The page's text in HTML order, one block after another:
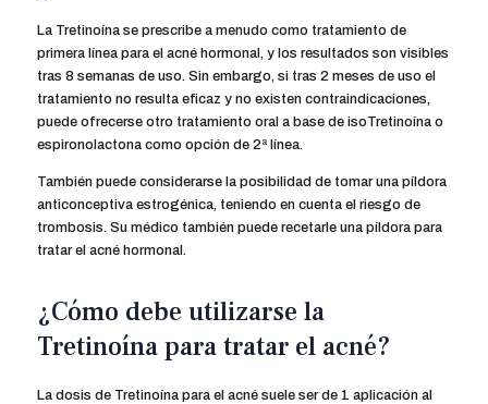
La Tretinoína se prescribe a menudo como tratamiento de
primera línea para el acné hormonal, y los resultados son visibles
tras 8 semanas de uso. Sin embargo, si tras 2 meses de uso el
tratamiento no resulta eficaz y no existen contraindicaciones,
puede ofrecerse otro tratamiento oral a base de isoTretinoína o
espironolactona como opción de 2ª línea.
También puede considerarse la posibilidad de tomar una píldora
anticonceptiva estrogénica, teniendo en cuenta el riesgo de
trombosis. Su médico también puede recetarle una píldora para
tratar el acné hormonal.
¿Cómo debe utilizarse la
Tretinoína para tratar el acné?
La dosis de Tretinoína para el acné suele ser de 1 aplicación al